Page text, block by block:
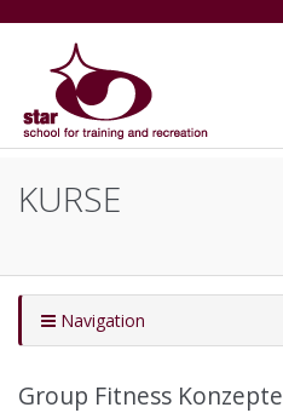
KURSE
Navigation
Group Fitness Konzepte